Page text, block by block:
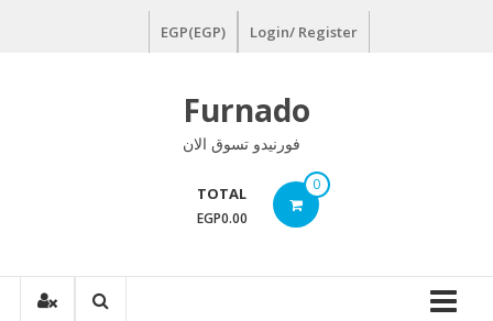
Login/ Register
EGP(EGP)
Furnado
فورنيدو تسوق الان
0
TOTAL
EGP0.00